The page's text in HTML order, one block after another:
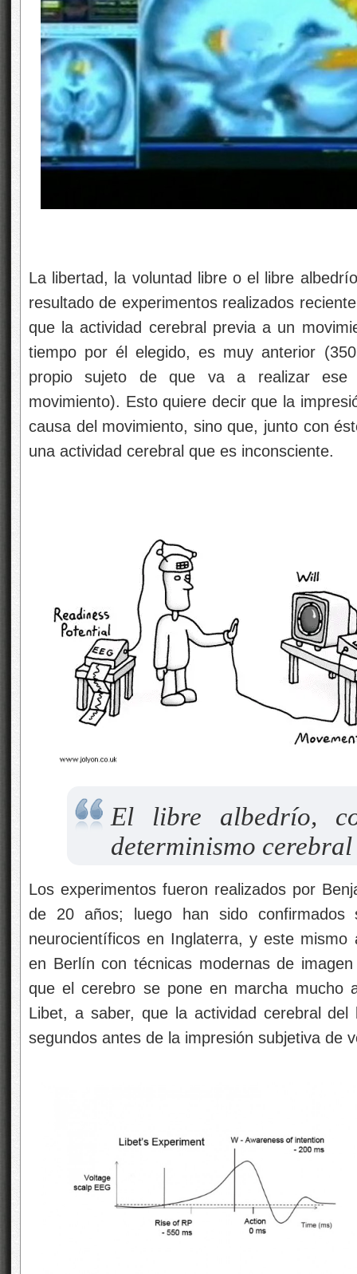
La libertad, la voluntad libre o el libre
resultado de experimentos realizados
que la actividad cerebral previa a un
tiempo por él elegido, es muy anterior
propio sujeto de que va a realizar ese
movimiento). Esto quiere decir que la
causa del movimiento, sino que, junto con
una actividad cerebral que es inconsciente.
El libre albedrío,
determinismo cerebral
Los experimentos fueron realizados por
de 20 años; luego han sido
neurocientíficos en Inglaterra, y este
en Berlín con técnicas modernas de
que el cerebro se pone en marcha mucho
Libet, a saber, que la actividad cerebral
segundos antes de la impresión subjetiva de